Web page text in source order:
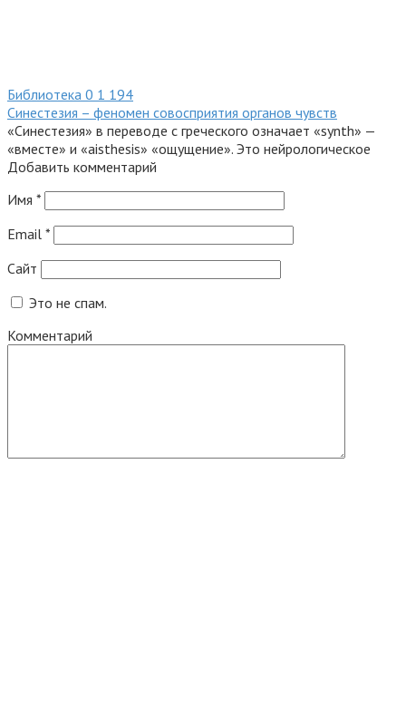
Библиотека 0 1 194
Синестезия – феномен совосприятия органов чувств
«Синестезия» в переводе с греческого означает «synth» —
«вместе» и «aisthesis» «ощущение». Это нейрологическое
Добавить комментарий
Имя *
Email *
Сайт
Это не спам.
Комментарий